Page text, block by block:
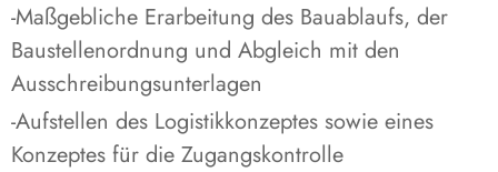
-Maßgebliche Erarbeitung des Bauablaufs, der
Baustellenordnung und Abgleich mit den
Ausschreibungsunterlagen
-Aufstellen des Logistikkonzeptes sowie eines
Konzeptes für die Zugangskontrolle